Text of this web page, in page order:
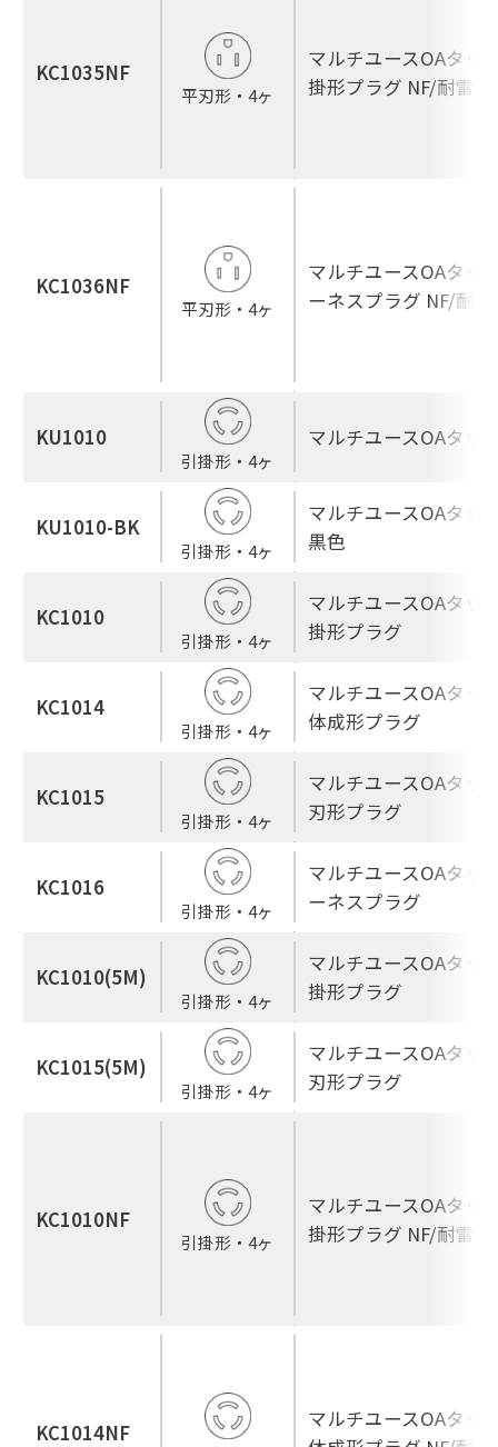
KC1035NF
平刃形・4ヶ
マルチユースOAタッ
掛形プラグ NF/耐雷
KC1036NF
平刃形・4ヶ
マルチユースOAタッ
ーネスプラグ NF/耐
KU1010
引掛形・4ヶ
マルチユースOAタッ
KU1010-BK
引掛形・4ヶ
マルチユースOAタッ
黒色
KC1010
引掛形・4ヶ
マルチユースOAタッ
掛形プラグ
KC1014
引掛形・4ヶ
マルチユースOAタッ
体成形プラグ
KC1015
引掛形・4ヶ
マルチユースOAタッ
刃形プラグ
KC1016
引掛形・4ヶ
マルチユースOAタッ
ーネスプラグ
KC1010(5M)
引掛形・4ヶ
マルチユースOAタッ
掛形プラグ
KC1015(5M)
引掛形・4ヶ
マルチユースOAタッ
刃形プラグ
KC1010NF
引掛形・4ヶ
マルチユースOAタッ
掛形プラグ NF/耐雷
KC1014NF
マルチユースOAタッ